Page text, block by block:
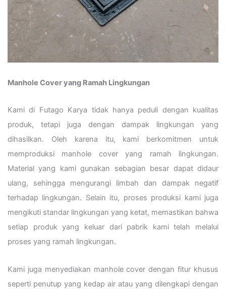
Manhole Cover yang Ramah Lingkungan
Kami di Futago Karya tidak hanya peduli dengan kualitas
produk, tetapi juga dengan dampak lingkungan yang
dihasilkan. Oleh karena itu, kami berkomitmen untuk
memproduksi manhole cover yang ramah lingkungan.
Material yang kami gunakan sebagian besar dapat didaur
ulang, sehingga mengurangi limbah dan dampak negatif
terhadap lingkungan. Selain itu, proses produksi kami juga
mengikuti standar lingkungan yang ketat, memastikan bahwa
setiap produk yang keluar dari pabrik kami telah melalui
proses yang ramah lingkungan.
Kami juga menyediakan manhole cover dengan fitur khusus
seperti penutup yang kedap air atau yang dilengkapi dengan